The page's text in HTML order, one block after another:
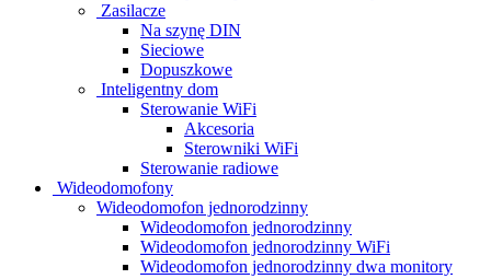
Zasilacze
Na szynę DIN
Sieciowe
Dopuszkowe
Inteligentny dom
Sterowanie WiFi
Akcesoria
Sterowniki WiFi
Sterowanie radiowe
Wideodomofony
Wideodomofon jednorodzinny
Wideodomofon jednorodzinny
Wideodomofon jednorodzinny WiFi
Wideodomofon jednorodzinny dwa monitory